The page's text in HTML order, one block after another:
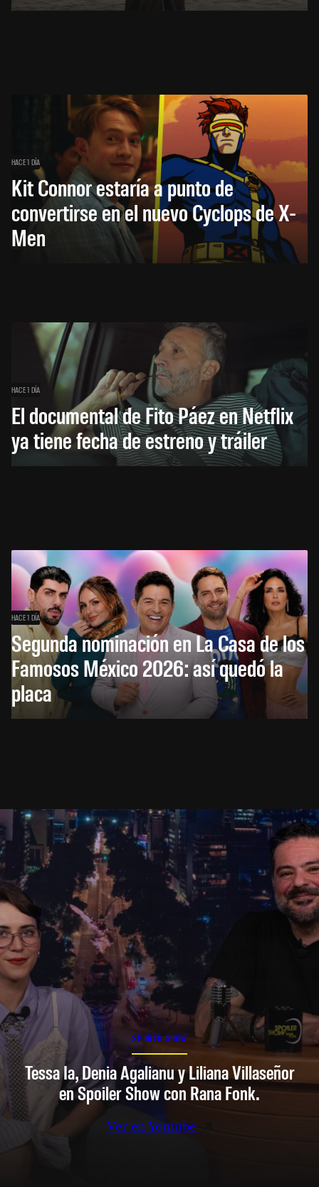
HACE 1 DÍA
Kit Connor estaría a punto de
convertirse en el nuevo Cyclops de X-
Men
HACE 1 DÍA
El documental de Fito Páez en Netflix
ya tiene fecha de estreno y tráiler
HACE 1 DÍA
Segunda nominación en La Casa de los
Famosos México 2026: así quedó la
placa
SPOILER SHOW
Tessa Ia, Denia Agalianu y Liliana Villaseñor
en Spoiler Show con Rana Fonk.
Ver en Youtube